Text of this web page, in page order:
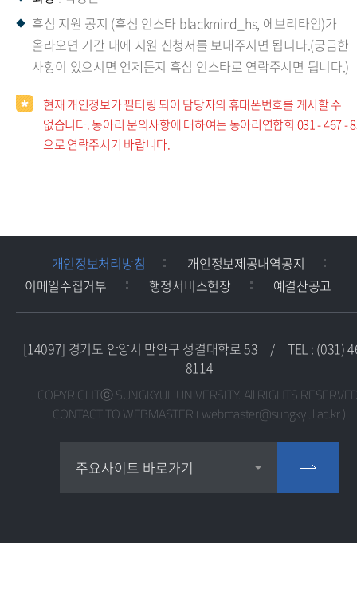
흑심 지원 공지 (흑심 인스타 blackmind_hs, 에브리타임)가
올라오면 기간 내에 지원 신청서를 보내주시면 됩니다.(궁금한
사항이 있으시면 언제든지 흑심 인스타로 연락주시면 됩니다.)
현재 개인정보가 필터링 되어 담당자의 휴대폰번호를 게시할 수
없습니다. 동아리 문의사항에 대하여는 동아리연합회 031 - 467 -
으로 연락주시기 바랍니다.
개인정보처리방침
개인정보제공내역공지
이메일수집거부
행정서비스헌장 예결산공고
주요사이트 바로가기
교목실
[14097] 경기도 안양시 만안구 성결대학로 53 /
TEL : (031)
8114
COPYRIGHTⓒ SUNGKYUL UNIVERSITY. All RIGHTS
CONTACT TO WEBMASTER ( webmaster@sungkyul.ac.kr )